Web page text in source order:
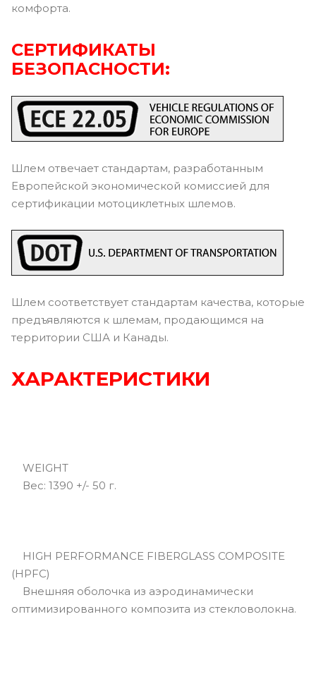
комфорта.
СЕРТИФИКАТЫ
БЕЗОПАСНОСТИ:
Шлем отвечает стандартам, разработанным
Европейской экономической комиссией для
сертификации мотоциклетных шлемов.
Шлем соответствует стандартам качества, которые
предъявляются к шлемам, продающимся на
территории США и Канады.
ХАРАКТЕРИСТИКИ
WEIGHT
Вec: 1390 +/- 50 г.
HIGH PERFORMANCE FIBERGLASS COMPOSITE
(HPFC)
Внешняя оболочка из аэродинамически
оптимизированного композита из стекловолокна.